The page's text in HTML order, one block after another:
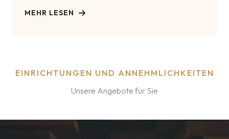
MEHR LESEN
EINRICHTUNGEN UND ANNEHMLICHKEITEN
Unsere Angebote für Sie